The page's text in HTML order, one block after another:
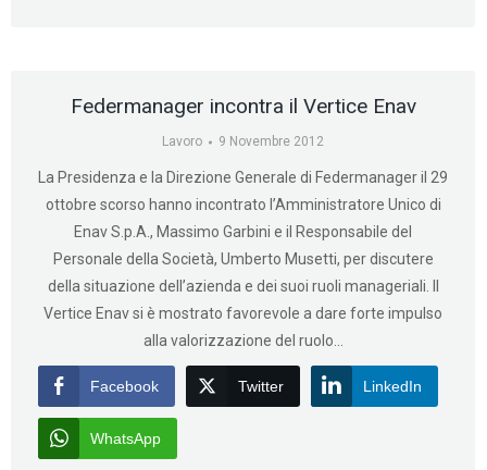
Federmanager incontra il Vertice Enav
Lavoro 9 Novembre 2012
La Presidenza e la Direzione Generale di Federmanager il 29
ottobre scorso hanno incontrato l’Amministratore Unico di
Enav S.p.A., Massimo Garbini e il Responsabile del
Personale della Società, Umberto Musetti, per discutere
della situazione dell’azienda e dei suoi ruoli manageriali. Il
Vertice Enav si è mostrato favorevole a dare forte impulso
alla valorizzazione del ruolo…
Facebook Twitter LinkedIn
WhatsApp